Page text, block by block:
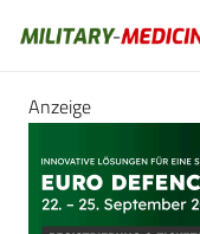
Anzeige